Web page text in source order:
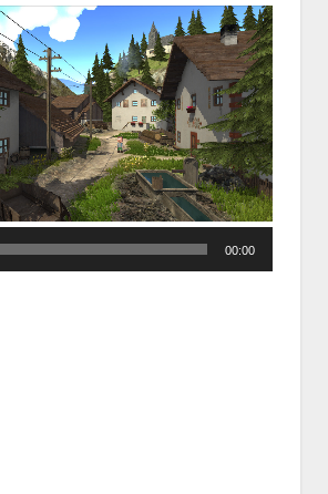
Player
00:00